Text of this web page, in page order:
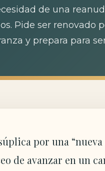
de una
Pide ser renovado
y prepara para
por una
de avanzar en un